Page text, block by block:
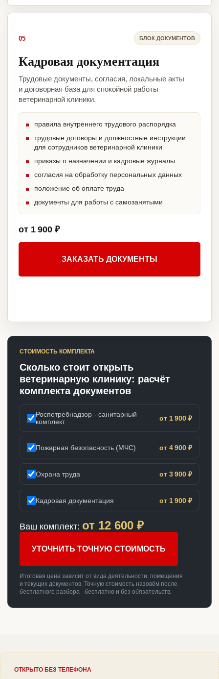
05 БЛОК ДОКУМЕНТОВ
Кадровая документация
Трудовые документы, согласия, локальные акты
и договорная база для спокойной работы
ветеринарной клиники.
правила внутреннего трудового распорядка
трудовые договоры и должностные инструкции
для сотрудников ветеринарной клиники
приказы о назначении и кадровые журналы
согласия на обработку персональных данных
положение об оплате труда
документы для работы с самозанятыми
от 1 900 ₽
ЗАКАЗАТЬ ДОКУМЕНТЫ
СТОИМОСТЬ КОМПЛЕКТА
Сколько стоит открыть
ветеринарную клинику: расчёт
комплекта документов
Роспотребнадзор - санитарный
комплект
от 1 900 ₽
Пожарная безопасность (МЧС) от 4 900 ₽
Охрана труда от 3 900 ₽
Кадровая документация от 1 900 ₽
Ваш комплект: от 12 600 ₽
УТОЧНИТЬ ТОЧНУЮ СТОИМОСТЬ
Итоговая цена зависит от вида деятельности, помещения
и текущих документов. Точную стоимость назовём после
бесплатного разбора - бесплатно и без обязательств.
ОТКРЫТО БЕЗ ТЕЛЕФОНА